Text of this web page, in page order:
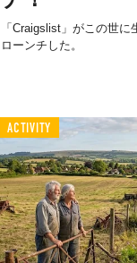
「Craigslist」がこの世
ローンチした。
ACTIVITY